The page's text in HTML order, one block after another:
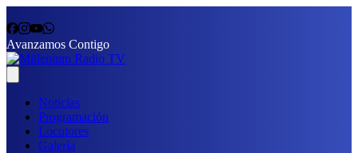
Avanzamos Contigo
Noticias
Programación
Locutores
Galería